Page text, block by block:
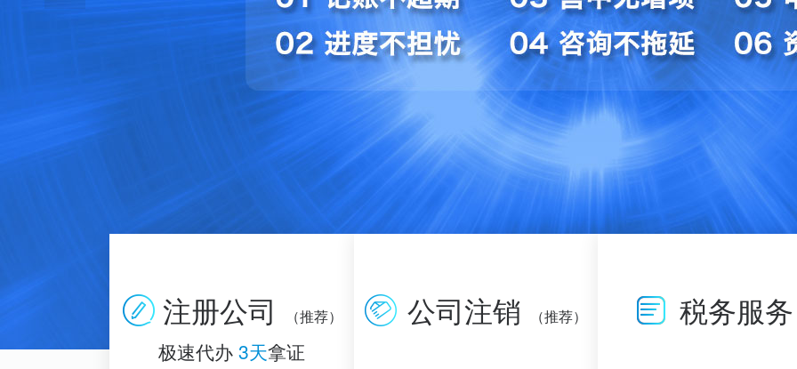
注册公司 （推荐）
极速代办 3天拿证
公司注销 （推荐） 税务服务